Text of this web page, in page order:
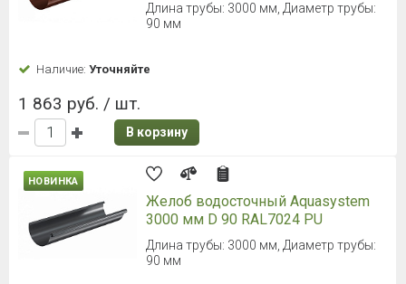
Длина трубы: 3000 мм, Диаметр трубы:
90 мм
Наличие: Уточняйте
1 863 руб. / шт.
В корзину
НОВИНКА
Желоб водосточный Aquasystem
3000 мм D 90 RAL7024 PU
Длина трубы: 3000 мм, Диаметр трубы:
90 мм